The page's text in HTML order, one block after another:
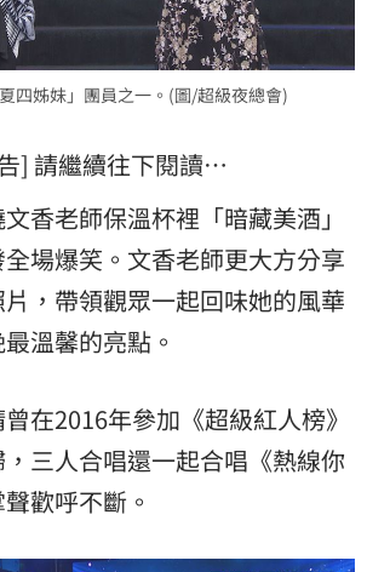
四姊妹」團員之一。(圖/超級夜總會)
] 請繼續往下閱讀…
香老師保溫杯裡「暗藏美酒」
場爆笑。文香老師更大方分享
，帶領觀眾一起回味她的風華
溫馨的亮點。
在2016年參加《超級紅人榜》
三人合唱還一起合唱《熱線你
歡呼不斷。